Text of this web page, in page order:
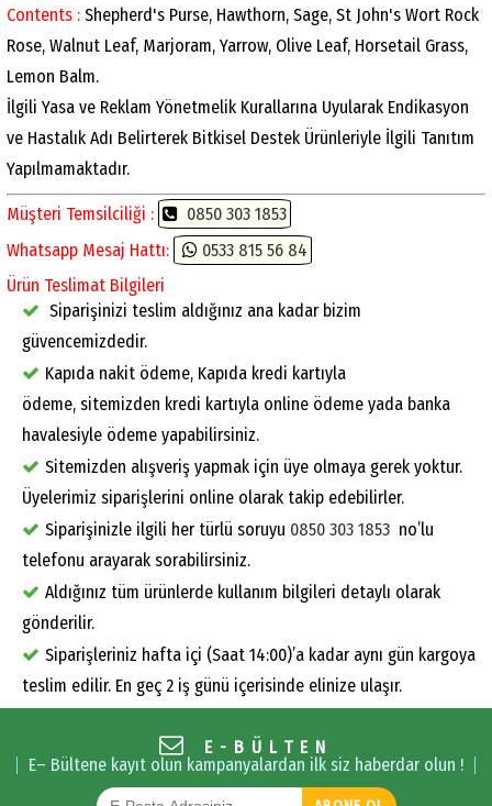
Contents : Shepherd's Purse, Hawthorn, Sage, St John's Wort Rock
Rose, Walnut Leaf, Marjoram, Yarrow, Olive Leaf, Horsetail Grass,
Lemon Balm.
İlgili Yasa ve Reklam Yönetmelik Kurallarına Uyularak Endikasyon
ve Hastalık Adı Belirterek Bitkisel Destek Ürünleriyle İlgili Tanıtım
Yapılmamaktadır.
Müşteri Temsilciliği :
0850 303 1853
Whatsapp Mesaj Hattı:
0533 815 56 84
Ürün Teslimat Bilgileri
Siparişinizi teslim aldığınız ana kadar bizim
güvencemizdedir.
Kapıda nakit ödeme, Kapıda kredi kartıyla
ödeme, sitemizden kredi kartıyla online ödeme yada banka
havalesiyle ödeme yapabilirsiniz.
Sitemizden alışveriş yapmak için üye olmaya gerek yoktur.
Üyelerimiz siparişlerini online olarak takip edebilirler.
Siparişinizle ilgili her türlü soruyu 0850 303 1853 no’lu
telefonu arayarak sorabilirsiniz.
Aldığınız tüm ürünlerde kullanım bilgileri detaylı olarak
gönderilir.
Siparişleriniz hafta içi (Saat 14:00)’a kadar aynı gün kargoya
teslim edilir. En geç 2 iş günü içerisinde elinize ulaşır.
E-BÜLTEN
E– Bültene kayıt olun kampanyalardan ilk siz haberdar olun !